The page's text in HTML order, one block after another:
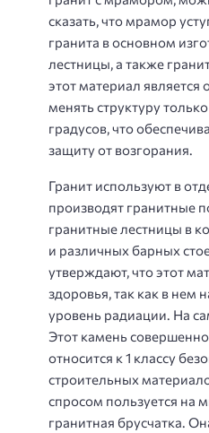
сказать, что мрамор
гранита в основном
лестницы, а также
этот материал
менять структуру
градусов, что
защиту от возгорания.
Гранит используют в
производят гранитные
гранитные лестницы в
и различных барных
утверждают, что этот
здоровья, так как в нем
уровень радиации. На
Этот камень
относится к 1 классу
строительных
спросом пользуется на
гранитная брусчатка.